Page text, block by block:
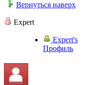
Вернуться наверх
Expert
Expert's
Профиль